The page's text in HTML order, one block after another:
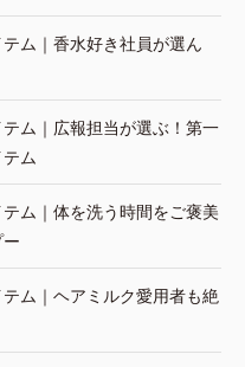
ム｜香水好き社員が選ん
ム｜広報担当が選ぶ！第一
ム
ム｜体を洗う時間をご褒美
ム｜ヘアミルク愛用者も絶